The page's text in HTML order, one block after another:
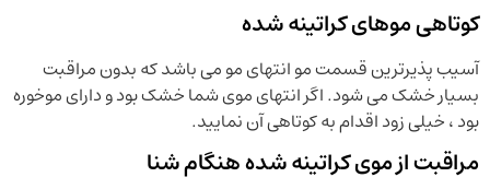
کوتاهی موهای کراتینه شده
آسیب پذیرترین قسمت مو انتهای مو می باشد که بدون مراقبت
بسیار خشک می شود. اگر انتهای موی شما خشک بود و دارای موخوره
بود ، خیلی زود اقدام به کوتاهی آن نمایید.
مراقبت از موی کراتینه شده هنگام شنا